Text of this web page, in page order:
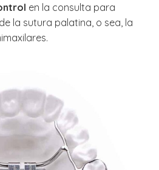
en la consulta para
la sutura palatina, o sea, la